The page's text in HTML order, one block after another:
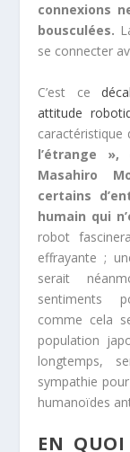
connexions
bousculées.
se connecter
C’est ce
attitude
caractéristique
l’étrange
Masahiro
certains
humain qui
robot
effrayante ;
serait
sentiments
comme cela
population
longtemps,
sympathie
humanoïdes
EN QUOI